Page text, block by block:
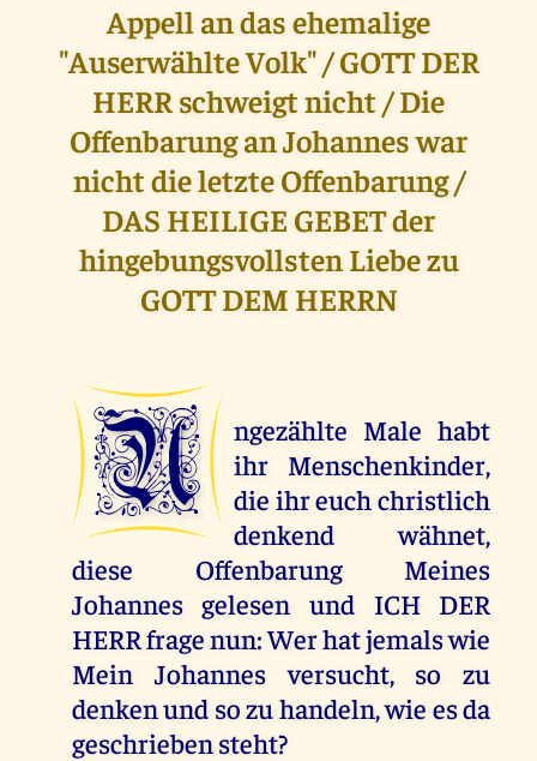
Appell an das ehemalige
"Auserwählte Volk" / GOTT DER
HERR schweigt nicht / Die
Offenbarung an Johannes war
nicht die letzte Offenbarung /
DAS HEILIGE GEBET der
hingebungsvollsten Liebe zu
GOTT DEM HERRN
U
ngezählte Male habt
ihr Menschenkinder,
die ihr euch christlich
denkend wähnet,
diese Offenbarung Meines
Johannes gelesen und ICH DER
HERR frage nun: Wer hat jemals wie
Mein Johannes versucht, so zu
denken und so zu handeln, wie es da
geschrieben steht?